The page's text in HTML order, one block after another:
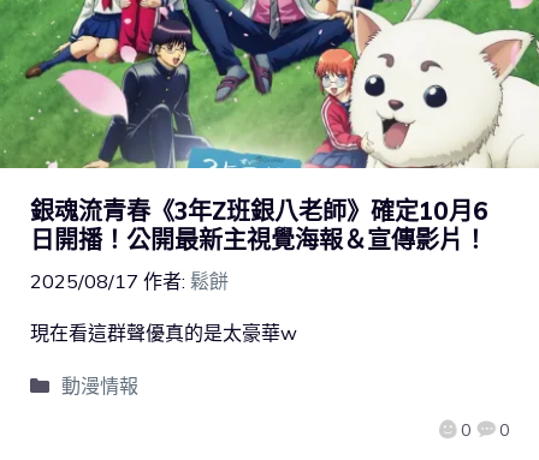
銀魂流青春《3年Z班銀八老師》確定10月6
日開播！公開最新主視覺海報＆宣傳影片！
2025/08/17 作者: 鬆餅
0 0
現在看這群聲優真的是太豪華w
動漫情報